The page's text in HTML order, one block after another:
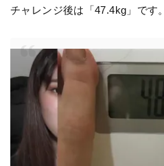
チャレンジ後は「47.4kg」です。